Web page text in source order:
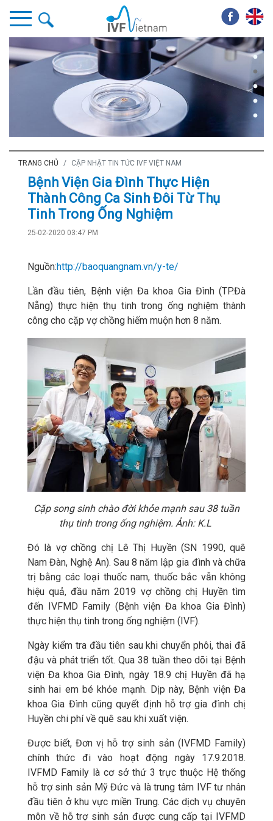
TRANG CHỦ CẬP NHẬT TIN TỨC IVF VIỆT NAM
Bệnh Viện Gia Đình Thực Hiện
Thành Công Ca Sinh Đôi Từ Thụ
Tinh Trong Ống Nghiệm
25-02-2020 03:47 PM
Nguồn:http://baoquangnam.vn/y-te/
Lần đầu tiên, Bệnh viện Đa khoa Gia Đình (TP.Đà
Nẵng) thực hiện thụ tinh trong ống nghiệm thành
công cho cặp vợ chồng hiếm muộn hơn 8 năm.
Cặp song sinh chào đời khỏe mạnh sau 38 tuần
thụ tinh trong ống nghiệm. Ảnh: K.L
Đó là vợ chồng chị Lê Thị Huyền (SN 1990, quê
Nam Đàn, Nghệ An). Sau 8 năm lập gia đình và chữa
trị bằng các loại thuốc nam, thuốc bắc vẫn không
hiệu quả, đầu năm 2019 vợ chồng chị Huyền tìm
đến IVFMD Family (Bệnh viện Đa khoa Gia Đình)
thực hiện thụ tinh trong ống nghiệm (IVF).
Ngày kiểm tra đầu tiên sau khi chuyển phôi, thai đã
đậu và phát triển tốt. Qua 38 tuần theo dõi tại Bệnh
viện Đa khoa Gia Đình, ngày 18.9 chị Huyền đã hạ
sinh hai em bé khỏe mạnh. Dịp này, Bệnh viện Đa
khoa Gia Đình cũng quyết định hỗ trợ gia đình chị
Huyền chi phí về quê sau khi xuất viện.
Được biết, Đơn vị hỗ trợ sinh sản (IVFMD Family)
chính thức đi vào hoạt động ngày 17.9.2018.
IVFMD Family là cơ sở thứ 3 trực thuộc Hệ thống
hỗ trợ sinh sản Mỹ Đức và là trung tâm IVF tư nhân
đầu tiên ở khu vực miền Trung. Các dịch vụ chuyên
môn về hỗ trợ sinh sản được cung cấp tại IVFMD